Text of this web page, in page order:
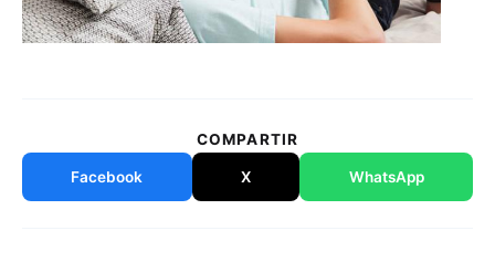
COMPARTIR
Facebook X WhatsApp